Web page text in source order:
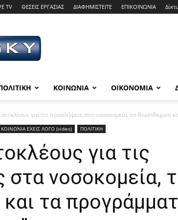
TV ΘΕΣΕΙΣ ΕΡΓΑΣΙΑΣ ΔΙΑΦΗΜΙΣΤΕΙΤΕ ΕΠΙΚΟΙΝΩΝΙΑ
ΚΟΙΝΩΝΙΑ ΟΙΚΟΝΟΜΙΑ
για τις προσλήψεις στα νοσοκομεία, το BrainRegain
ΚΟΙΝΩΝΙΑ ΕΧΕΙΣ ΛΟΓΟ (video) ΠΟΛΙΤΙΚΗ
για τις
στα νοσοκομεία,
τα